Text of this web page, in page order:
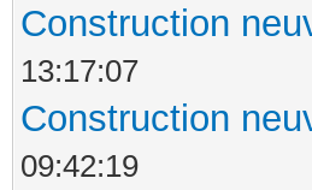
Construction
13:17:07
Construction
09:42:19